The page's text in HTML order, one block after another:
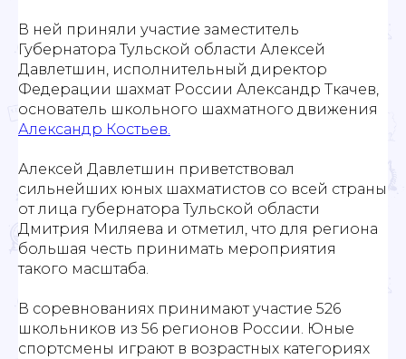
В ней приняли участие заместитель
Губернатора Тульской области Алексей
Давлетшин, исполнительный директор
Федерации шахмат России Александр Ткачев,
основатель школьного шахматного движения
Александр Костьев.
Алексей Давлетшин приветствовал
сильнейших юных шахматистов со всей страны
от лица губернатора Тульской области
Дмитрия Миляева и отметил, что для региона
большая честь принимать мероприятия
такого масштаба.
В соревнованиях принимают участие 526
школьников из 56 регионов России. Юные
спортсмены играют в возрастных категориях